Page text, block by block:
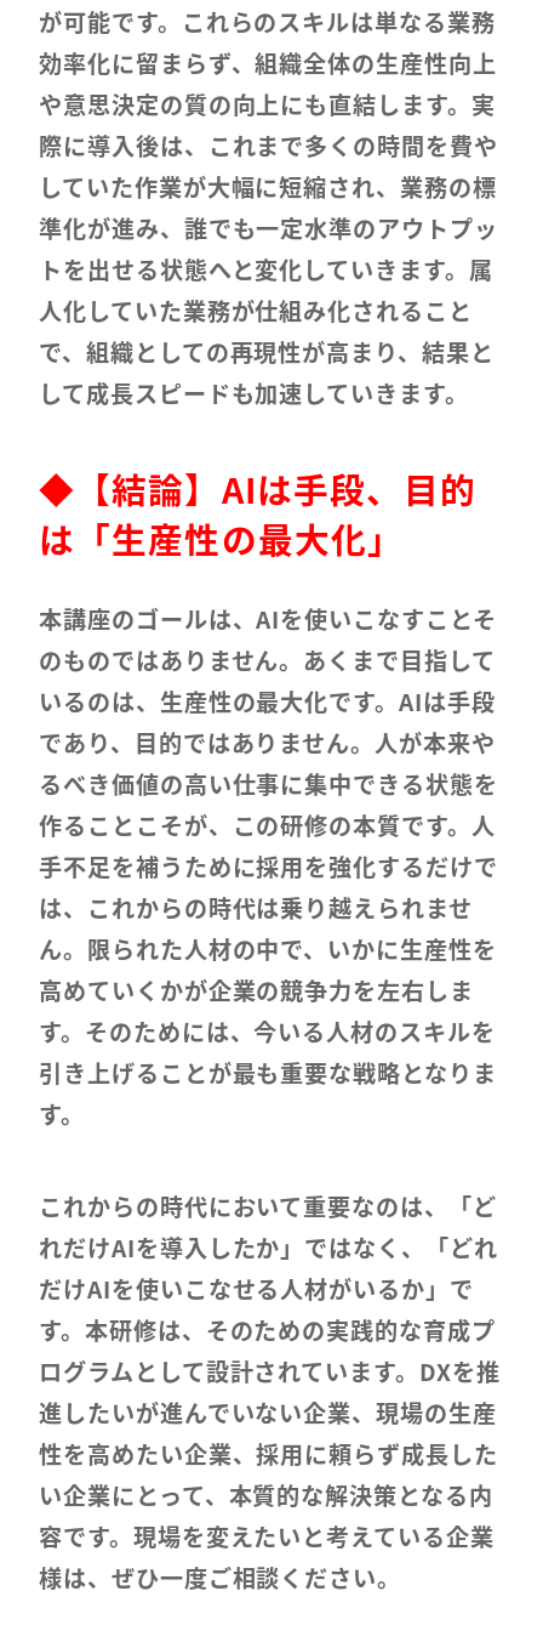
が可能です。これらのスキルは単なる業務
効率化に留まらず、組織全体の生産性向上
や意思決定の質の向上にも直結します。実
際に導入後は、これまで多くの時間を費や
していた作業が大幅に短縮され、業務の標
準化が進み、誰でも一定水準のアウトプッ
トを出せる状態へと変化していきます。属
人化していた業務が仕組み化されること
で、組織としての再現性が高まり、結果と
して成長スピードも加速していきます。
◆ 【結論】AIは手段、目的
は「生産性の最大化」
本講座のゴールは、AIを使いこなすことそ
のものではありません。あくまで目指して
いるのは、生産性の最大化です。AIは手段
であり、目的ではありません。人が本来や
るべき価値の高い仕事に集中できる状態を
作ることこそが、この研修の本質です。人
手不足を補うために採用を強化するだけで
は、これからの時代は乗り越えられませ
ん。限られた人材の中で、いかに生産性を
高めていくかが企業の競争力を左右しま
す。そのためには、今いる人材のスキルを
引き上げることが最も重要な戦略となりま
す。
これからの時代において重要なのは、「ど
れだけAIを導入したか」ではなく、「どれ
だけAIを使いこなせる人材がいるか」で
す。本研修は、そのための実践的な育成プ
ログラムとして設計されています。 DXを推
進したいが進んでいない企業、現場の生産
性を高めたい企業、採用に頼らず成長した
い企業にとって、本質的な解決策となる内
容です。現場を変えたいと考えている企業
様は、ぜひ一度ご相談ください。